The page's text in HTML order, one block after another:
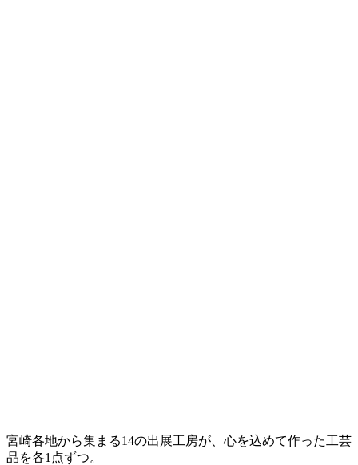
宮崎各地から集まる14の出展工房が、心を込めて作った工芸
品を各1点ずつ。